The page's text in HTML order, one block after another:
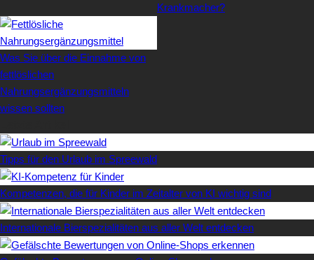
Krankmacher?
Was Sie über die Einnahme von
fettlöslichen
Nahrungsergänzungsmitteln
wissen sollten
Tipps für den Urlaub im Spreewald
Kompetenzen, die für Kinder im Zeitalter von KI wichtig sind
Internationale Bierspezialitäten aus aller Welt entdecken